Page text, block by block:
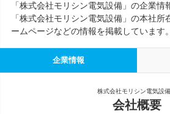
「株式会社モリシン電気設備」の企業情
「株式会社モリシン電気設備」の本社
ームページなどの情報を掲載しています。
企業情報
株式会社モリシン電気設
会社概要